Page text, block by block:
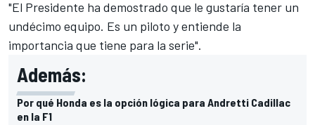
"El Presidente ha demostrado que le gustaría tener un
undécimo equipo. Es un piloto y entiende la
importancia que tiene para la serie".
Además:
Por qué Honda es la opción lógica para Andretti Cadillac
en la F1